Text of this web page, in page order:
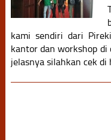
kami sendiri dari
kantor dan workshop
jelasnya silahkan cek